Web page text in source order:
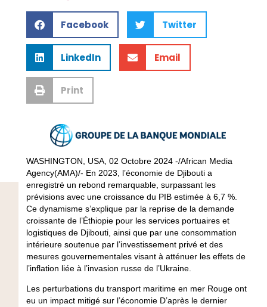
Facebook Twitter
LinkedIn Email
Print
WASHINGTON, USA, 02 Octobre 2024 -/African Media
Agency(AMA)/- En 2023, l’économie de Djibouti a
enregistré un rebond remarquable, surpassant les
prévisions avec une croissance du PIB estimée à 6,7 %.
Ce dynamisme s’explique par la reprise de la demande
croissante de l’Éthiopie pour les services portuaires et
logistiques de Djibouti, ainsi que par une consommation
intérieure soutenue par l’investissement privé et des
mesures gouvernementales visant à atténuer les effets de
l’inflation liée à l’invasion russe de l’Ukraine.
Les perturbations du transport maritime en mer Rouge ont
eu un impact mitigé sur l’économie D’après le dernier